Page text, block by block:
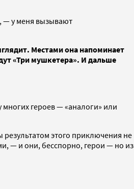
— у меня вызывают
Местами она напоминает
«Три мушкетера». И дальше
героев — «аналоги» или
этого приключения не
— и они, бесспорно, герои — но из